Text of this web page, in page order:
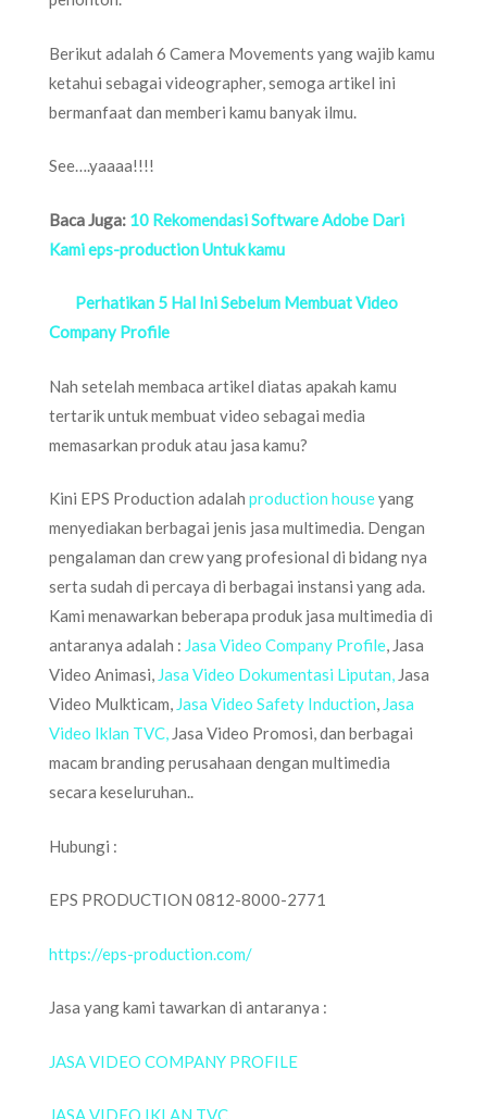
Berikut adalah 6 Camera Movements yang wajib kamu
ketahui sebagai videographer, semoga artikel ini
bermanfaat dan memberi kamu banyak ilmu.
See….yaaaa!!!!
Baca Juga: 10 Rekomendasi Software Adobe Dari
Kami eps-production Untuk kamu
Perhatikan 5 Hal Ini Sebelum Membuat Video
Company Profile
Nah setelah membaca artikel diatas apakah kamu
tertarik untuk membuat video sebagai media
memasarkan produk atau jasa kamu?
Kini EPS Production adalah production houseyang
menyediakan berbagai jenis jasa multimedia. Dengan
pengalaman dan crew yang profesional di bidang nya
serta sudah di percaya di berbagai instansi yang ada.
Kami menawarkan beberapa produk jasa multimedia di
antaranya adalah : Jasa Video Company Profile, Jasa
Video Animasi, Jasa Video Dokumentasi Liputan, Jasa
Video Mulkticam, Jasa Video Safety Induction, Jasa
Video Iklan TVC, Jasa Video Promosi, dan berbagai
macam branding perusahaan dengan multimedia
secara keseluruhan..
Hubungi :
EPS PRODUCTION 0812-8000-2771
https://eps-production.com/
Jasa yang kami tawarkan di antaranya :
JASA VIDEO COMPANY PROFILE
JASA VIDEO IKLAN TVC